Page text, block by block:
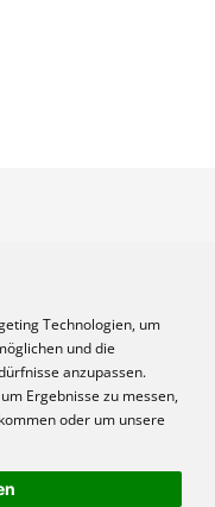
Technologien, um
und die
anzupassen.
Ergebnisse zu messen,
oder um unsere